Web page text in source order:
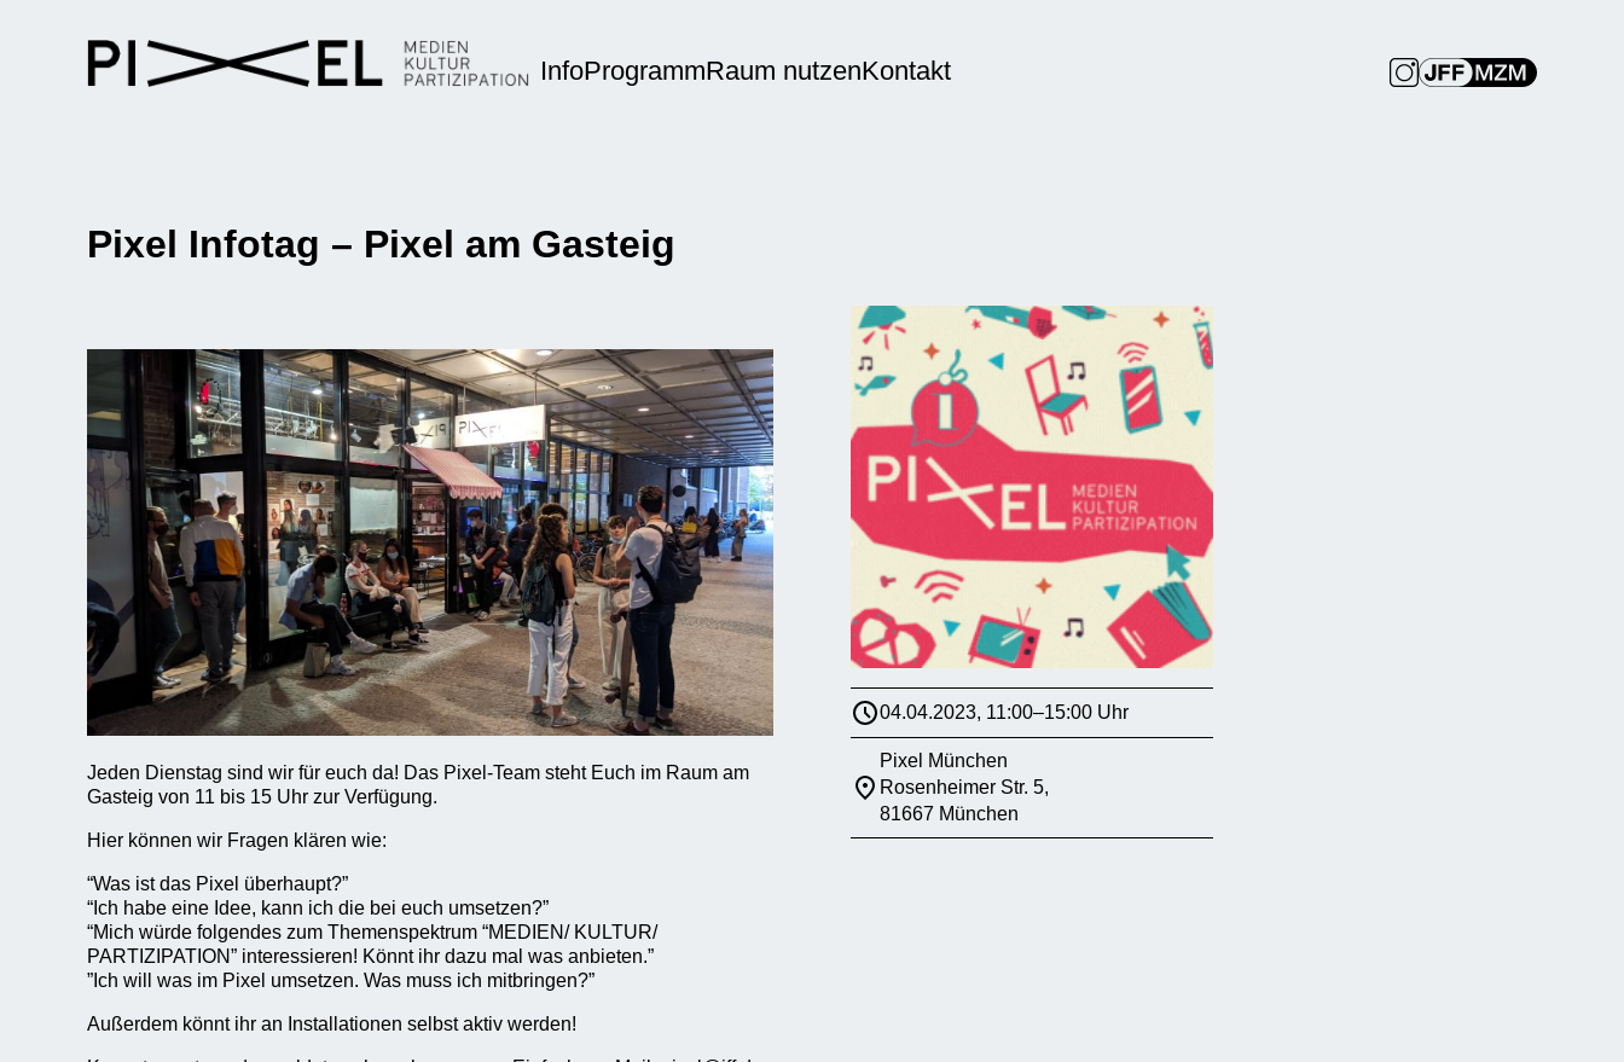
InfoProgrammRaum nutzenKontakt
Pixel Infotag – Pixel am Gasteig
Jeden Dienstag sind wir für euch da! Das Pixel-Team steht Euch im Raum am
Gasteig von 11 bis 15 Uhr zur Verfügung.
Hier können wir Fragen klären wie:
“Was ist das Pixel überhaupt?”
“Ich habe eine Idee, kann ich die bei euch umsetzen?”
“Mich würde folgendes zum Themenspektrum “MEDIEN/ KULTUR/
PARTIZIPATION” interessieren! Könnt ihr dazu mal was anbieten.”
”Ich will was im Pixel umsetzen. Was muss ich mitbringen?”
Außerdem könnt ihr an Installationen selbst aktiv werden!
04.04.2023, 11:00–15:00 Uhr
Pixel München
Rosenheimer Str. 5,
81667 München